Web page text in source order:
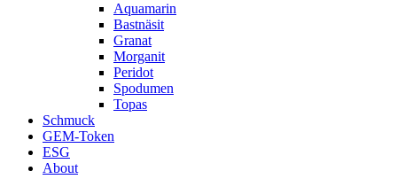
Aquamarin
Bastnäsit
Granat
Morganit
Peridot
Spodumen
Topas
Schmuck
GEM-Token
ESG
About